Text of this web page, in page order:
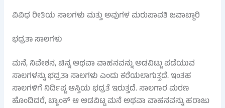
ವಿವಿಧ ರೀತಿಯ ಸಾಲಗಳು ಮತ್ತು ಅವುಗಳ ಮರುಪಾವತಿ ಜವಾಬ್ದಾರಿ
ಭದ್ರತಾ ಸಾಲಗಳು
ಮನೆ, ನಿವೇಶನ, ಚಿನ್ನ ಅಥವಾ ವಾಹನವನ್ನು ಅಡವಿಟ್ಟು ಪಡೆಯುವ
ಸಾಲಗಳನ್ನು ಭದ್ರತಾ ಸಾಲಗಳು ಎಂದು ಕರೆಯಲಾಗುತ್ತದೆ. ಇಂತಹ
ಸಾಲಗಳಿಗೆ ನಿರ್ದಿಷ್ಟ ಆಸ್ತಿಯ ಭದ್ರತೆ ಇರುತ್ತದೆ. ಸಾಲಗಾರ ಮರಣ
ಹೊಂದಿದರೆ, ಬ್ಯಾಂಕ್ ಆ ಅಡವಿಟ್ಟ ಮನೆ ಅಥವಾ ವಾಹನವನ್ನು ಹರಾಜು